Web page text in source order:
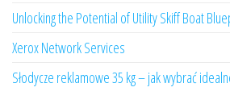
Unlocking the Potential of Utility Skiff Boat
Xerox Network Services
Słodycze reklamowe 35 kg – jak wybrać